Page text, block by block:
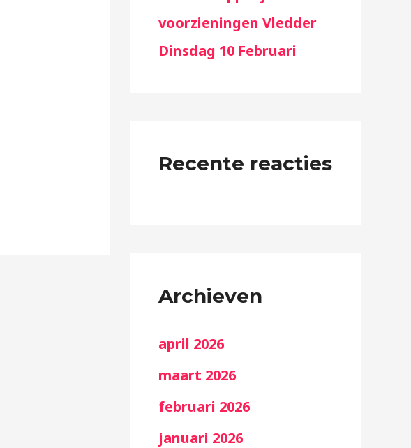
voorzieningen Vledder
Dinsdag 10 Februari
Recente reacties
Archieven
april 2026
maart 2026
februari 2026
januari 2026